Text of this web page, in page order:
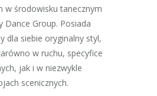
w środowisku tanecznym
Dance Group. Posiada
dla siebie oryginalny styl,
w ruchu, specyfice
jak i w niezwykle
scenicznych.